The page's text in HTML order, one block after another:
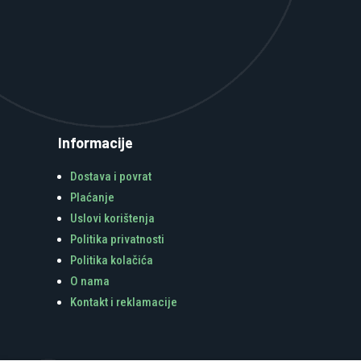
Informacije
Dostava i povrat
Plaćanje
Uslovi korištenja
Politika privatnosti
Politika kolačića
O nama
Kontakt i reklamacije